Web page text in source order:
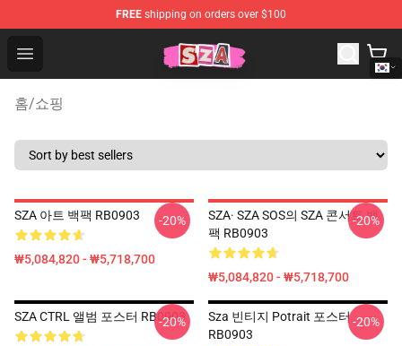
FREE shipping on orders over $100
Open menu
SZA Shop - Official SZA Merchandise Store
홈/쇼핑
SZA 아트 백팩 RB0903
₩5,084,820 - ₩5,718,700
-20%
SZA· SZA SOS의 SZA 콘서트 백
팩 RB0903
₩5,084,820 - ₩5,718,700
-20%
SZA CTRL 앨범 포스터 RB0903
-20%
Sza 빈티지 Potrait 포스터
RB0903
-20%